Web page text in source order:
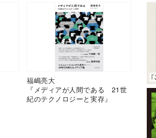
福嶋亮大
『メディアが人間である 21世
紀のテクノロジーと実存』